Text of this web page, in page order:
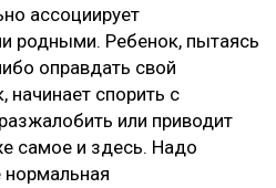
ассоциирует
родными. Ребенок, пытаясь
оправдать свой
начинает спорить с
или приводит
самое и здесь. Надо
нормальная